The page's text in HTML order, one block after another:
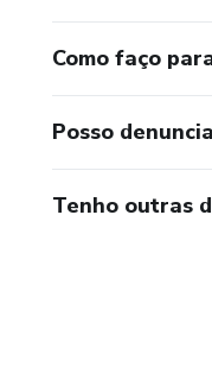
Como faço
Posso
Tenho outras